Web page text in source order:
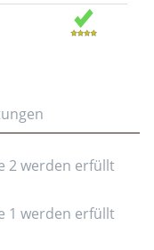
2 werden erfüllt
1 werden erfüllt